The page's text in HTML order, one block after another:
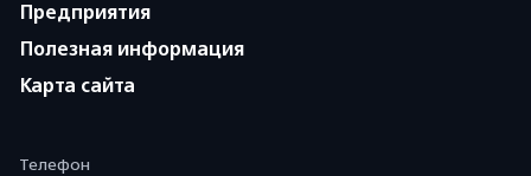
Предприятия
Полезная информация
Карта сайта
Телефон